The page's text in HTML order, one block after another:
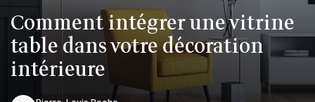
Comment intégrer une vitrine
table dans votre décoration
intérieure